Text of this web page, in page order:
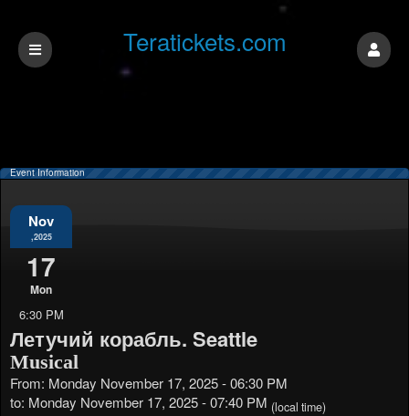
Teratickets.com
Event Information
Nov
,2025
17
Mon
6:30 PM
Летучий корабль. Seattle
Musical
From: Monday November 17, 2025 - 06:30 PM
to: Monday November 17, 2025 - 07:40 PM (local time)